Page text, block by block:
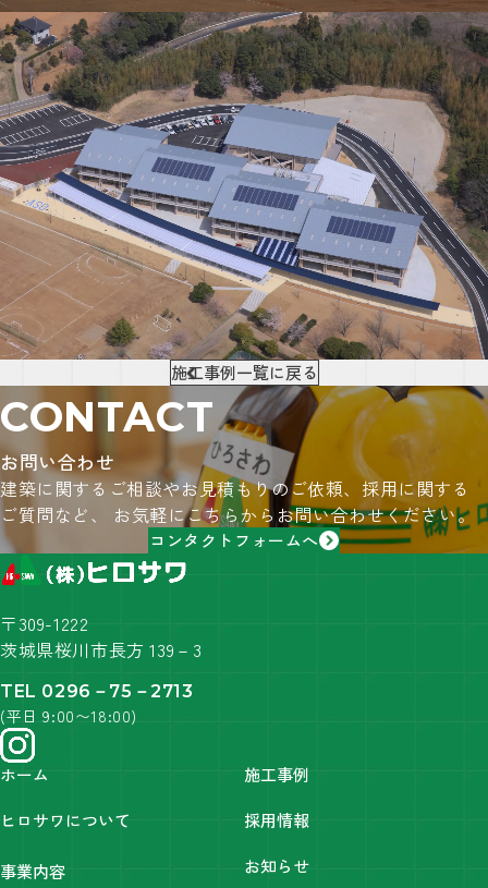
施工事例一覧に戻る
CONTACT
お問い合わせ
建築に関するご相談やお見積もりのご依頼、採用に関する
ご質問など、
お気軽にこちらからお問い合わせください。
コンタクトフォームへ
〒309-1222
茨城県桜川市長方 139－3
TEL 0296－75－2713
(平日 9:00〜18:00)
ホーム
ヒロサワについて
事業内容
施工事例
採用情報
お知らせ